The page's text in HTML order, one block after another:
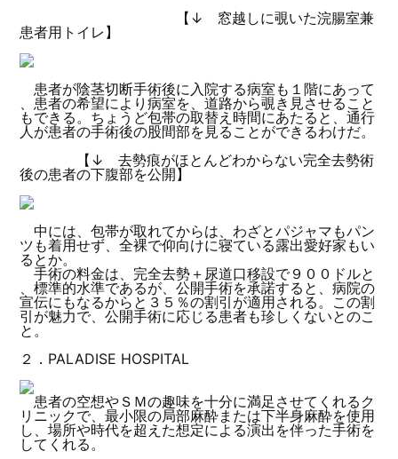
【↓ 窓越しに覗いた浣腸室兼
患者用トイレ】
患者が陰茎切断手術後に入院する病室も１階にあって
、患者の希望により病室を、道路から覗き見させること
もできる。ちょうど包帯の取替え時間にあたると、通行
人が患者の手術後の股間部を見ることができるわけだ。
【↓ 去勢痕がほとんどわからない完全去勢術
後の患者の下腹部を公開】
中には、包帯が取れてからは、わざとパジャマもパン
ツも着用せず、全裸で仰向けに寝ている露出愛好家もい
るとか。
手術の料金は、完全去勢＋尿道口移設で９００ドルと
、標準的水準であるが、公開手術を承諾すると、病院の
宣伝にもなるからと３５％の割引が適用される。この割
引が魅力で、公開手術に応じる患者も珍しくないとのこ
と。
２．PALADISE HOSPITAL
患者の空想やＳＭの趣味を十分に満足させてくれるク
リニックで、最小限の局部麻酔または下半身麻酔を使用
し、場所や時代を超えた想定による演出を伴った手術を
してくれる。